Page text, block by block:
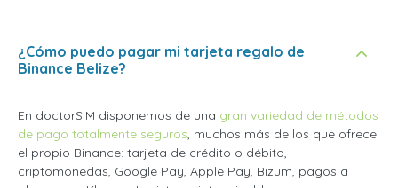
¿Cómo puedo pagar mi tarjeta regalo de
Binance Belize?
En doctorSIM disponemos de una gran variedad de métodos
de pago totalmente seguros, muchos más de los que ofrece
el propio Binance: tarjeta de crédito o débito,
criptomonedas, Google Pay, Apple Pay, Bizum, pagos a